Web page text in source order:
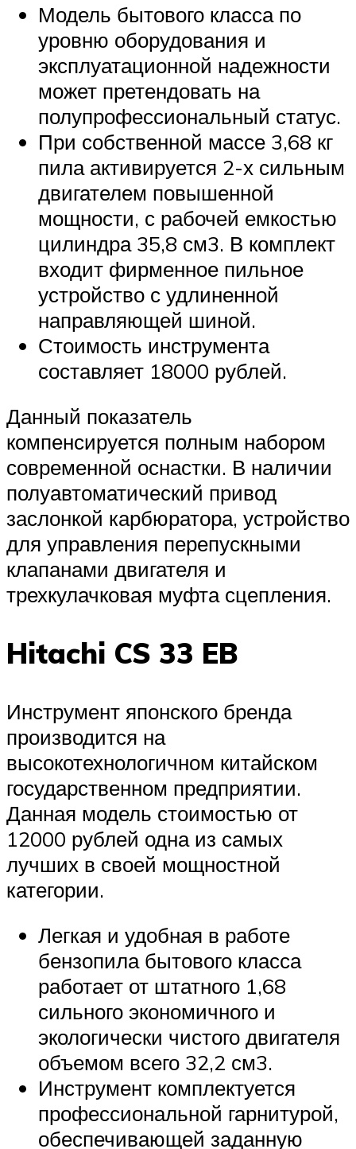
Модель бытового класса по
уровню оборудования и
эксплуатационной надежности
может претендовать на
полупрофессиональный статус.
При собственной массе 3,68 кг
пила активируется 2-х сильным
двигателем повышенной
мощности, с рабочей емкостью
цилиндра 35,8 см3. В комплект
входит фирменное пильное
устройство с удлиненной
направляющей шиной.
Стоимость инструмента
составляет 18000 рублей.
Данный показатель
компенсируется полным набором
современной оснастки. В наличии
полуавтоматический привод
заслонкой карбюратора, устройство
для управления перепускными
клапанами двигателя и
трехкулачковая муфта сцепления.
Hitachi CS 33 EB
Инструмент японского бренда
производится на
высокотехнологичном китайском
государственном предприятии.
Данная модель стоимостью от
12000 рублей одна из самых
лучших в своей мощностной
категории.
Легкая и удобная в работе
бензопила бытового класса
работает от штатного 1,68
сильного экономичного и
экологически чистого двигателя
объемом всего 32,2 см3.
Инструмент комплектуется
профессиональной гарнитурой,
обеспечивающей заданную